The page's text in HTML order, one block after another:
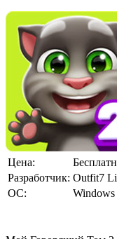
Цена:
Разработчик: Outfit7
ОС:
Windows